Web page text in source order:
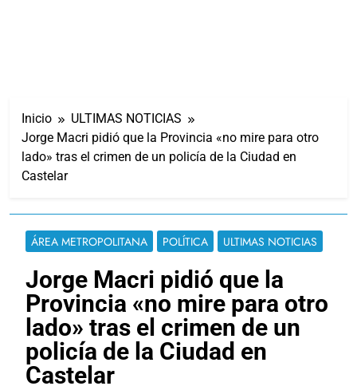
Inicio
ULTIMAS NOTICIAS
Jorge Macri pidió que la Provincia «no mire para otro
lado» tras el crimen de un policía de la Ciudad en
Castelar
ÁREA METROPOLITANA POLÍTICA ULTIMAS NOTICIAS
Jorge Macri pidió que la
Provincia «no mire para otro
lado» tras el crimen de un
policía de la Ciudad en
Castelar